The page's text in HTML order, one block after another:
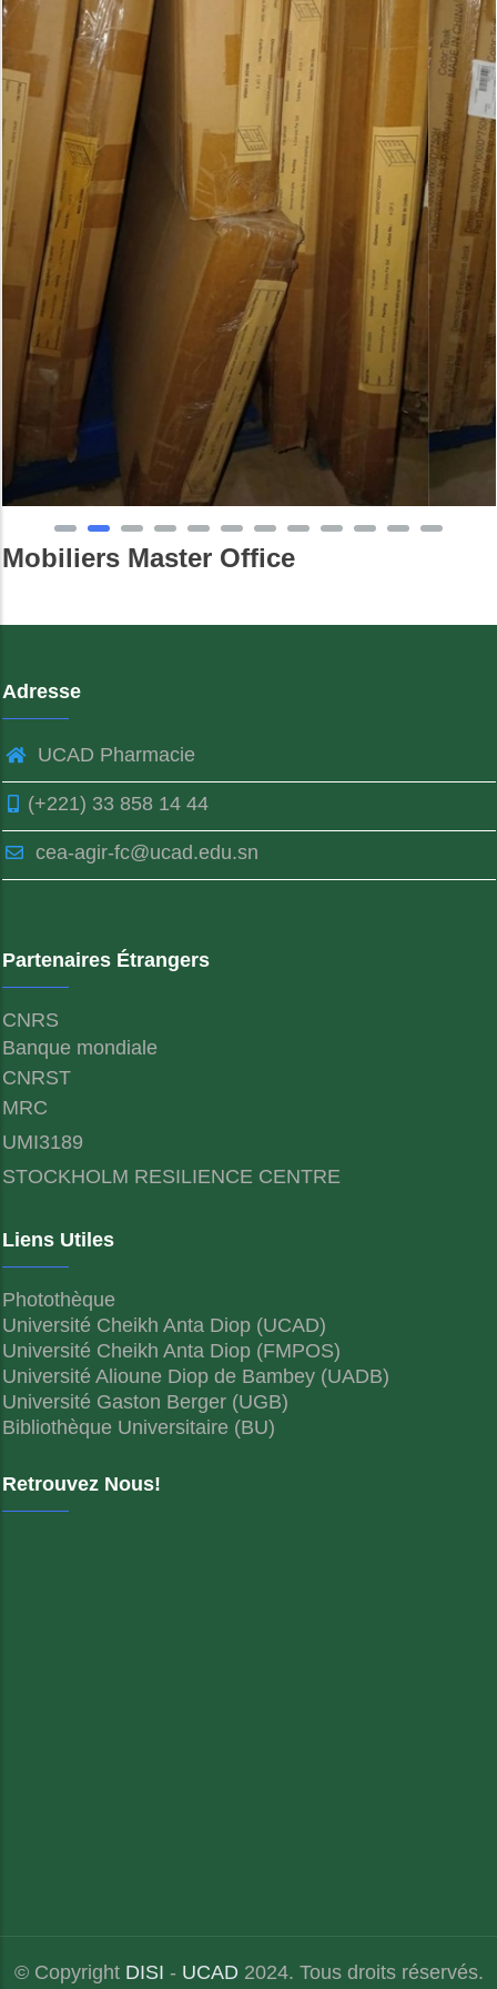
Mobiliers Master Office
Adresse
UCAD Pharmacie
(+221) 33 858 14 44
cea-agir-fc@ucad.edu.sn
Partenaires Étrangers
CNRS
Banque mondiale
CNRST
MRC
UMI3189
STOCKHOLM RESILIENCE CENTRE
Liens Utiles
Photothèque
Université Cheikh Anta Diop (UCAD)
Université Cheikh Anta Diop (FMPOS)
Université Alioune Diop de Bambey (UADB)
Université Gaston Berger (UGB)
Bibliothèque Universitaire (BU)
Retrouvez Nous!
© Copyright DISI - UCAD 2024. Tous droits réservés.